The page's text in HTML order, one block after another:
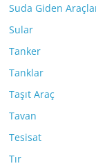
Suda Giden
Sular
Tanker
Tanklar
Taşıt Araç
Tavan
Tesisat
Tır